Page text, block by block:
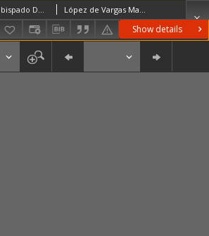
Show details
Mapa De La Provincia Y Obispado De Cuenca [...] Construido sobre el Mapa de este Obispado, que corre en nombre del Licdo. Bartolome Ferrer; y el Manuscrito del Señorio de D. Gregorio Lopez [...] López de Vargas Machuca, Tomás (1731–1802)